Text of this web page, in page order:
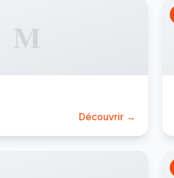
M
Découvrir →